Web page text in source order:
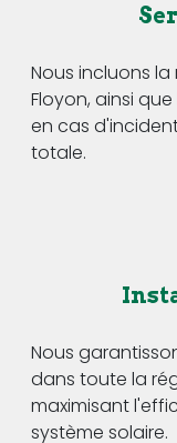
Nous incluons
Floyon, ainsi
en cas
totale.
Nous
dans toute la
maximisant
système solaire.